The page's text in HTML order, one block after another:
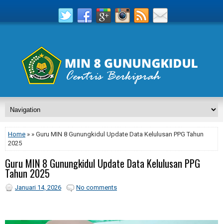
Home » » Guru MIN 8 Gunungkidul Update Data Kelulusan PPG Tahun
2025
Guru MIN 8 Gunungkidul Update Data Kelulusan PPG
Tahun 2025
Januari 14, 2026 No comments